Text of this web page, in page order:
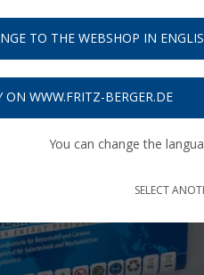
TO THE WEBSHOP IN
ON WWW.FRITZ-BERGER.DE
You can change the
SELECT